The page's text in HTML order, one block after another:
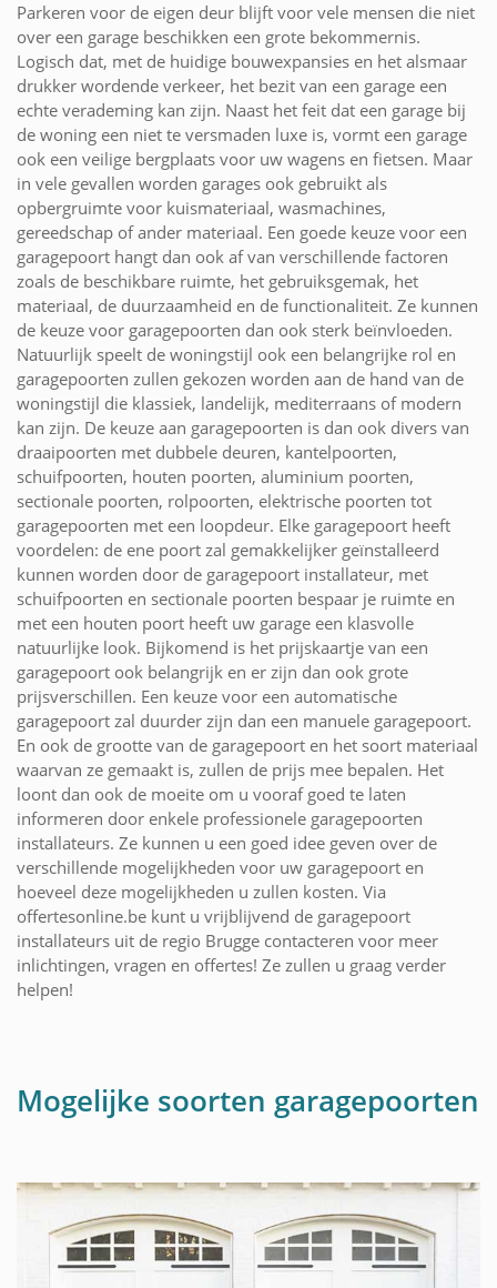
Parkeren voor de eigen deur blijft voor vele mensen die niet
over een garage beschikken een grote bekommernis.
Logisch dat, met de huidige bouwexpansies en het alsmaar
drukker wordende verkeer, het bezit van een garage een
echte verademing kan zijn. Naast het feit dat een garage bij
de woning een niet te versmaden luxe is, vormt een garage
ook een veilige bergplaats voor uw wagens en fietsen. Maar
in vele gevallen worden garages ook gebruikt als
opbergruimte voor kuismateriaal, wasmachines,
gereedschap of ander materiaal. Een goede keuze voor een
garagepoort hangt dan ook af van verschillende factoren
zoals de beschikbare ruimte, het gebruiksgemak, het
materiaal, de duurzaamheid en de functionaliteit. Ze kunnen
de keuze voor garagepoorten dan ook sterk beïnvloeden.
Natuurlijk speelt de woningstijl ook een belangrijke rol en
garagepoorten zullen gekozen worden aan de hand van de
woningstijl die klassiek, landelijk, mediterraans of modern
kan zijn. De keuze aan garagepoorten is dan ook divers van
draaipoorten met dubbele deuren, kantelpoorten,
schuifpoorten, houten poorten, aluminium poorten,
sectionale poorten, rolpoorten, elektrische poorten tot
garagepoorten met een loopdeur. Elke garagepoort heeft
voordelen: de ene poort zal gemakkelijker geïnstalleerd
kunnen worden door de garagepoort installateur, met
schuifpoorten en sectionale poorten bespaar je ruimte en
met een houten poort heeft uw garage een klasvolle
natuurlijke look. Bijkomend is het prijskaartje van een
garagepoort ook belangrijk en er zijn dan ook grote
prijsverschillen. Een keuze voor een automatische
garagepoort zal duurder zijn dan een manuele garagepoort.
En ook de grootte van de garagepoort en het soort materiaal
waarvan ze gemaakt is, zullen de prijs mee bepalen. Het
loont dan ook de moeite om u vooraf goed te laten
informeren door enkele professionele garagepoorten
installateurs. Ze kunnen u een goed idee geven over de
verschillende mogelijkheden voor uw garagepoort en
hoeveel deze mogelijkheden u zullen kosten. Via
offertesonline.be kunt u vrijblijvend de garagepoort
installateurs uit de regio Brugge contacteren voor meer
inlichtingen, vragen en offertes! Ze zullen u graag verder
helpen!
Mogelijke soorten garagepoorten